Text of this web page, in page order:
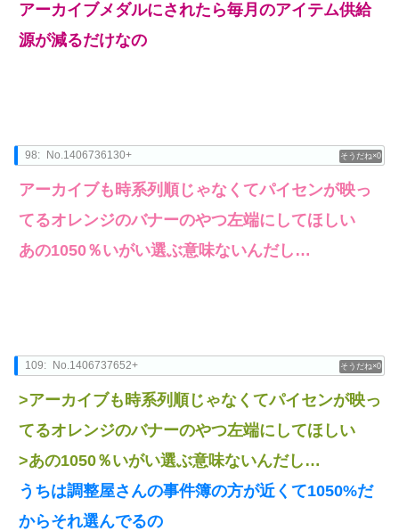
アーカイブメダルにされたら毎月のアイテム供給
源が減るだけなの
0
98: No.1406736130+
アーカイブも時系列順じゃなくてパイセンが映っ
てるオレンジのバナーのやつ左端にしてほしい
あの1050％いがい選ぶ意味ないんだし…
0
109: No.1406737652+
>アーカイブも時系列順じゃなくてパイセンが映っ
てるオレンジのバナーのやつ左端にしてほしい
>あの1050％いがい選ぶ意味ないんだし…
うちは調整屋さんの事件簿の方が近くて1050%だ
からそれ選んでるの